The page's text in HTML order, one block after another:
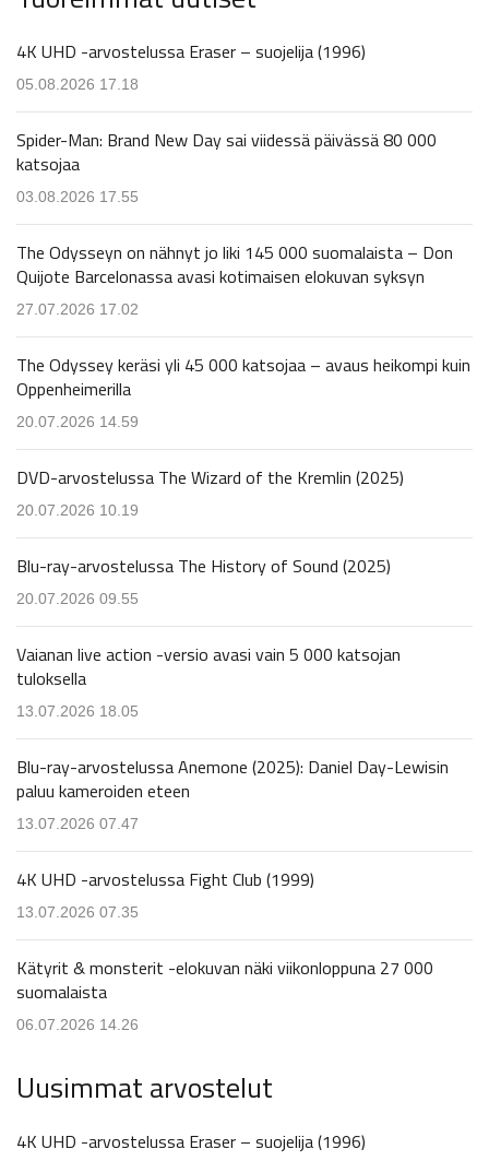
4K UHD -arvostelussa Eraser – suojelija (1996)
05.08.2026 17.18
Spider-Man: Brand New Day sai viidessä päivässä 80 000
katsojaa
03.08.2026 17.55
The Odysseyn on nähnyt jo liki 145 000 suomalaista – Don
Quijote Barcelonassa avasi kotimaisen elokuvan syksyn
27.07.2026 17.02
The Odyssey keräsi yli 45 000 katsojaa – avaus heikompi kuin
Oppenheimerilla
20.07.2026 14.59
DVD-arvostelussa The Wizard of the Kremlin (2025)
20.07.2026 10.19
Blu-ray-arvostelussa The History of Sound (2025)
20.07.2026 09.55
Vaianan live action -versio avasi vain 5 000 katsojan
tuloksella
13.07.2026 18.05
Blu-ray-arvostelussa Anemone (2025): Daniel Day-Lewisin
paluu kameroiden eteen
13.07.2026 07.47
4K UHD -arvostelussa Fight Club (1999)
13.07.2026 07.35
Kätyrit & monsterit -elokuvan näki viikonloppuna 27 000
suomalaista
06.07.2026 14.26
Uusimmat arvostelut
4K UHD -arvostelussa Eraser – suojelija (1996)